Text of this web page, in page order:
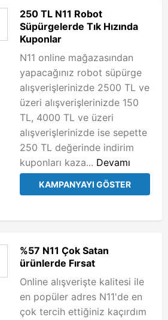
250 TL N11 Robot
Süpürgelerde Tık Hızında
Kuponlar
N11 online mağazasından
yapacağınız robot süpürge
alışverişlerinizde 2500 TL ve
üzeri alışverişlerinizde 150
TL, 4000 TL ve üzeri
alışverişlerinizde ise sepette
250 TL değerinde indirim
kuponları kaza... Devamı
KAMPANYAYI GÖSTER
%57 N11 Çok Satan
ürünlerde Fırsat
Online alışverişte kalitesi ile
en popüler adres N11'de en
çok tercih ettiğiniz kaçırdım